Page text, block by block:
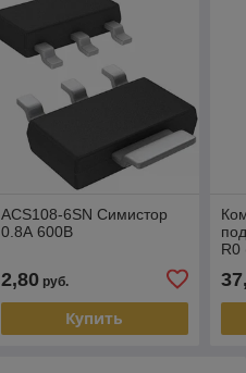
ACS108-6SN Симистор
0.8А 600В
2,80руб.
Купить
R0